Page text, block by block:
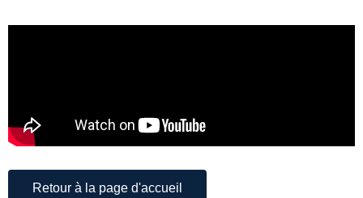
Retour à la page d'accueil